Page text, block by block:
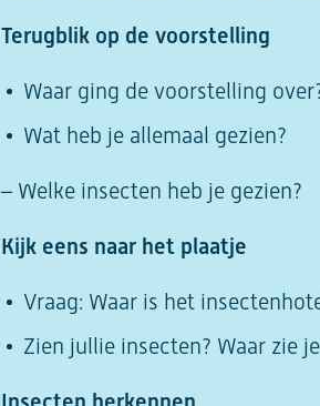
Terugblik op de voorstelling
Waar ging de voorstelling
Wat heb je allemaal gezien?
– Welke insecten heb je gezien?
Kijk eens naar het plaatje
Vraag: Waar is het
Zien jullie insecten? Waar zie